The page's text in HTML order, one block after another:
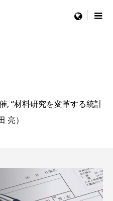
menu
, “材料研究を変革する統計
亮）